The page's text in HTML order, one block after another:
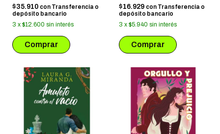
$35.910 con Transferencia o
depósito bancario
3 x $12.600 sin interés
$16.929 con Transferencia o
depósito bancario
3 x $5.940 sin interés